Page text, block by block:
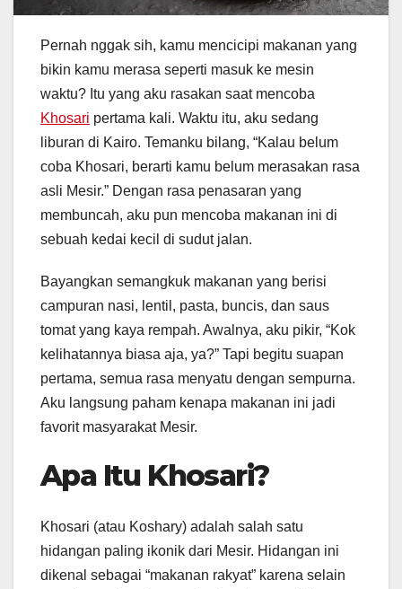
Pernah nggak sih, kamu mencicipi makanan yang
bikin kamu merasa seperti masuk ke mesin
waktu? Itu yang aku rasakan saat mencoba
Khosari pertama kali. Waktu itu, aku sedang
liburan di Kairo. Temanku bilang, “Kalau belum
coba Khosari, berarti kamu belum merasakan rasa
asli Mesir.” Dengan rasa penasaran yang
membuncah, aku pun mencoba makanan ini di
sebuah kedai kecil di sudut jalan.
Bayangkan semangkuk makanan yang berisi
campuran nasi, lentil, pasta, buncis, dan saus
tomat yang kaya rempah. Awalnya, aku pikir, “Kok
kelihatannya biasa aja, ya?” Tapi begitu suapan
pertama, semua rasa menyatu dengan sempurna.
Aku langsung paham kenapa makanan ini jadi
favorit masyarakat Mesir.
Apa Itu Khosari?
Khosari (atau Koshary) adalah salah satu
hidangan paling ikonik dari Mesir. Hidangan ini
dikenal sebagai “makanan rakyat” karena selain